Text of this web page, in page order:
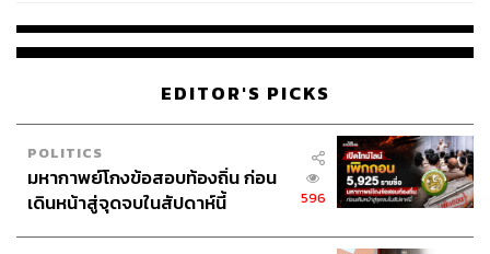
EDITOR'S PICKS
POLITICS
มหากาพย์โกงข้อสอบท้องถิ่น ก่อน
เดินหน้าสู่จุดจบในสัปดาห์นี้
596